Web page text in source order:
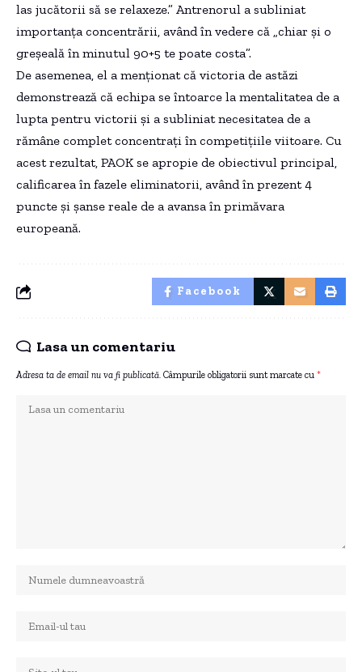
las jucătorii să se relaxeze.” Antrenorul a subliniat
importanța concentrării, având în vedere că „chiar și o
greșeală în minutul 90+5 te poate costa”.
De asemenea, el a menționat că victoria de astăzi
demonstrează că echipa se întoarce la mentalitatea de a
lupta pentru victorii și a subliniat necesitatea de a
rămâne complet concentrați în competițiile viitoare. Cu
acest rezultat, PAOK se apropie de obiectivul principal,
calificarea în fazele eliminatorii, având în prezent 4
puncte și șanse reale de a avansa în primăvara
europeană.
Facebook
Lasa un comentariu
Adresa ta de email nu va fi publicată. Câmpurile obligatorii sunt marcate cu *